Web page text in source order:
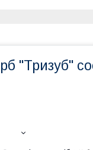
"Тризуб"